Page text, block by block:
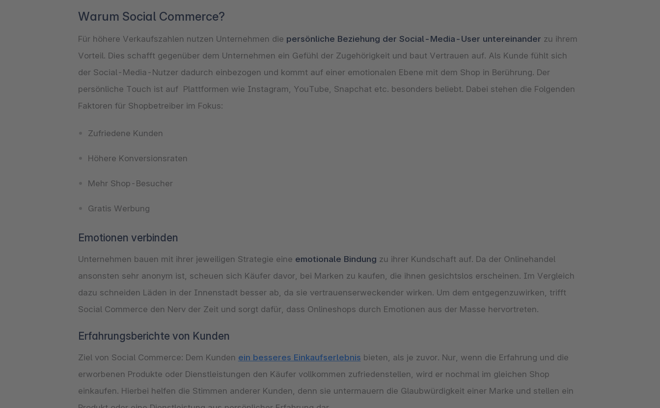
Warum Social Commerce?
Für höhere Verkaufszahlen nutzen Unternehmen die persönliche Beziehung der Social-Media-User untereinander zu ihrem
Vorteil. Dies schafft gegenüber dem Unternehmen ein Gefühl der Zugehörigkeit und baut Vertrauen auf. Als Kunde fühlt sich
der Social-Media-Nutzer dadurch einbezogen und kommt auf einer emotionalen Ebene mit dem Shop in Berührung. Der
persönliche Touch ist auf Plattformen wie Instagram, YouTube, Snapchat etc. besonders beliebt. Dabei stehen die Folgenden
Faktoren für Shopbetreiber im Fokus:
Zufriedene Kunden
Höhere Konversionsraten
Mehr Shop-Besucher
Emotionen verbinden
Unternehmen bauen mit ihrer jeweiligen Strategie eine emotionale Bindung zu ihrer Kundschaft auf. Da der Onlinehandel
ansonsten sehr anonym ist, scheuen sich Käufer davor, bei Marken zu kaufen, die ihnen gesichtslos erscheinen. Im Vergleich
dazu schneiden Läden in der Innenstadt besser ab, da sie vertrauenserweckender wirken. Um dem entgegenzuwirken, trifft
Social Commerce den Nerv der Zeit und sorgt dafür, dass Onlineshops durch Emotionen aus der Masse hervortreten.
Erfahrungsberichte von Kunden
Ziel von Social Commerce: Dem Kunden ein besseres Einkaufserlebnis bieten, als je zuvor. Nur, wenn die Erfahrung und die
erworbenen Produkte oder Dienstleistungen den Käufer vollkommen zufriedenstellen, wird er nochmal im gleichen Shop
einkaufen. Hierbei helfen die Stimmen anderer Kunden, denn sie untermauern die Glaubwürdigkeit einer Marke und stellen ein